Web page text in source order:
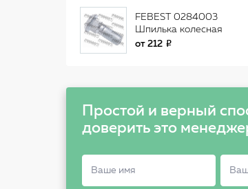
FEBEST 0284003
Шпилька колесная
0284-003
от 212
Простой и верный
доверить это